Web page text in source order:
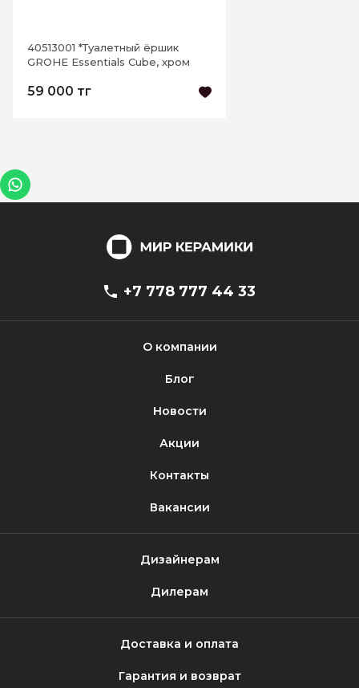
40513001 *Туалетный ёршик
GROHE Essentials Cube, хром
59 000 тг
+7 778 777 44 33
О компании
Блог
Новости
Акции
Контакты
Вакансии
Дизайнерам
Дилерам
Доставка и оплата
Гарантия и возврат